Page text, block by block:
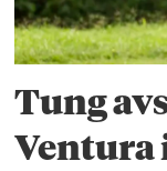
Tung
Ventura